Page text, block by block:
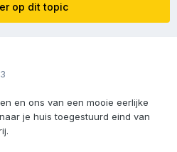
op dit topic
en ons van een mooie eerlijke
je huis toegestuurd eind van